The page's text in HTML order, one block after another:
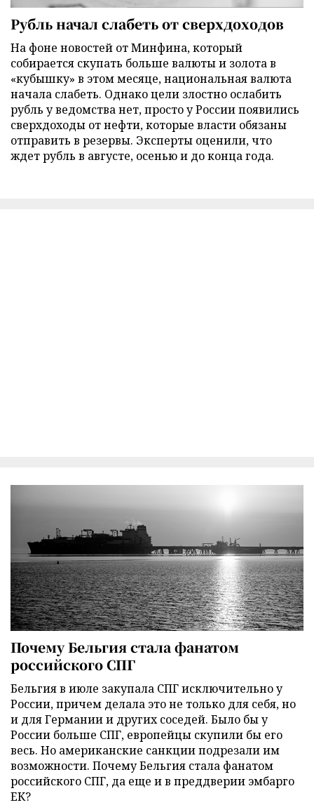
Рубль начал слабеть от сверхдоходов
На фоне новостей от Минфина, который
собирается скупать больше валюты и золота в
«кубышку» в этом месяце, национальная валюта
начала слабеть. Однако цели злостно ослабить
рубль у ведомства нет, просто у России появились
сверхдоходы от нефти, которые власти обязаны
отправить в резервы. Эксперты оценили, что
ждет рубль в августе, осенью и до конца года.
Почему Бельгия стала фанатом
российского СПГ
Бельгия в июле закупала СПГ исключительно у
России, причем делала это не только для себя, но
и для Германии и других соседей. Было бы у
России больше СПГ, европейцы скупили бы его
весь. Но американские санкции подрезали им
возможности. Почему Бельгия стала фанатом
российского СПГ, да еще и в преддверии эмбарго
ЕК?